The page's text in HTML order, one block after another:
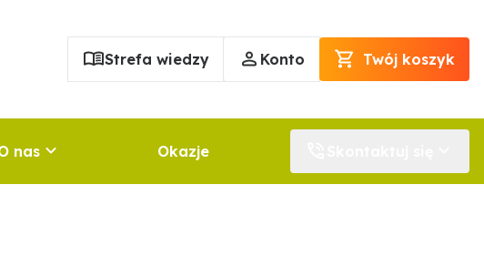
Strefa wiedzy Konto Twój koszyk
nas Okazje